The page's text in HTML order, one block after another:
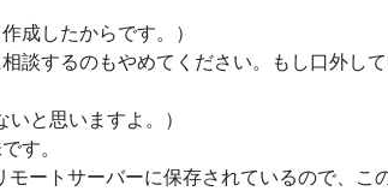
成したからです。）
談するのもやめてください。もし口外し
と思いますよ。）
す。
ートサーバーに保存されているので、こ